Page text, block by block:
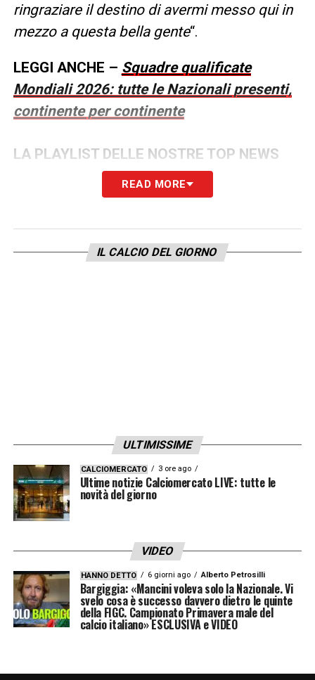
ringraziare il destino di avermi messo qui in
mezzo a questa bella gente“.
LEGGI ANCHE – Squadre qualificate
Mondiali 2026: tutte le Nazionali presenti,
continente per continente
LA PLAYLIST DELLE NOSTRE TOP NEWS
READ MORE
IL CALCIO DEL GIORNO
ULTIMISSIME
CALCIOMERCATO 3 ore ago
Ultime notizie Calciomercato LIVE: tutte le
novità del giorno
VIDEO
HANNO DETTO 6 giorni ago Alberto Petrosilli
Bargiggia: «Mancini voleva solo la Nazionale. Vi
svelo cosa è successo davvero dietro le quinte
della FIGC. Campionato Primavera male del
calcio italiano» ESCLUSIVA e VIDEO